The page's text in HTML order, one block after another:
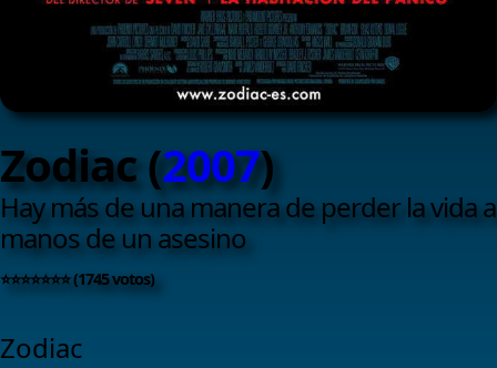
Zodiac (2007)
Hay más de una manera de perder la vida a
manos de un asesino
⭐⭐⭐⭐⭐⭐⭐ (1745 votos)
Zodiac